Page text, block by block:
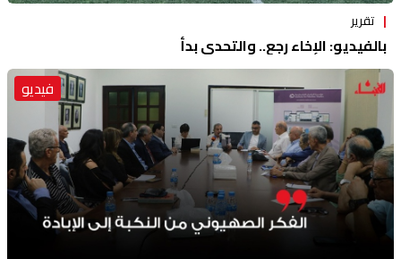
تقرير
بالفيديو: الإخاء رجع.. والتحدي بدأ
فيديو